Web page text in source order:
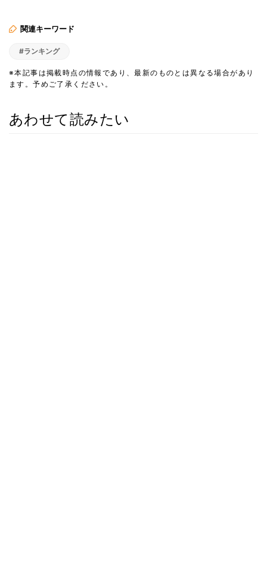
関連キーワード
#ランキング
※本記事は掲載時点の情報であり、最新のものとは異なる場合があり
ます。予めご了承ください。
あわせて読みたい